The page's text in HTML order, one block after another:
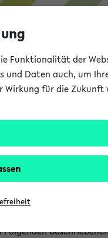
Kriterien
Funktionalität der
und Daten auch, um
Wirkung für die